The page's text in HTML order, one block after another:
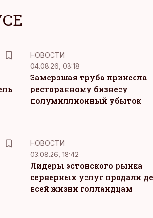
НОВОСТИ
04.08.26, 08:18
Замерзшая труба принесла
ресторанному бизнесу
полумиллионный убыток
НОВОСТИ
03.08.26, 18:42
Лидеры эстонского рынка
серверных услуг продали
всей жизни голландцам